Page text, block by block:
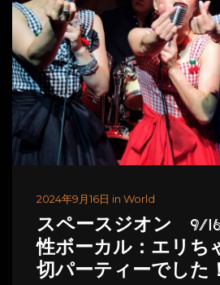
2024年9月16日 in World
スペースジオン 9/
性ボーカル：エリち
切パーティーでした！